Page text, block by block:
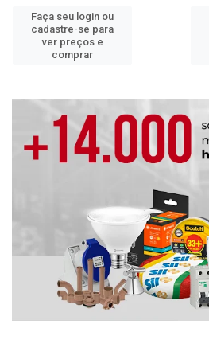
Faça seu login ou
cadastre-se para
ver preços e
comprar